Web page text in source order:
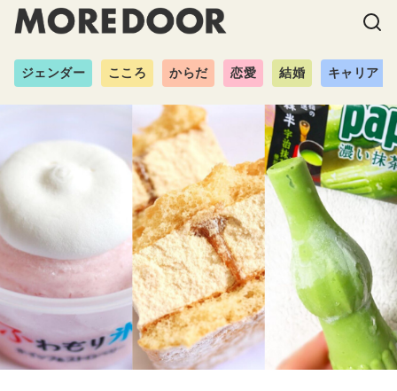
ジェンダー こころ からだ 恋愛 結婚 キャリア